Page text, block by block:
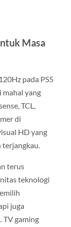
Masa
pada PS5
mahal yang
TCL,
di
HD yang
terjangkau.
terus
teknologi
juga
TV gaming